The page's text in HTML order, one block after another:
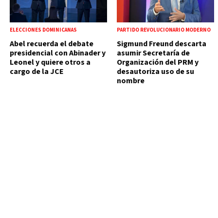
ELECCIONES DOMINICANAS
Abel recuerda el debate
presidencial con Abinader y
Leonel y quiere otros a
cargo de la JCE
PARTIDO REVOLUCIONARIO MODERNO
Sigmund Freund descarta
asumir Secretaría de
Organización del PRM y
desautoriza uso de su
nombre